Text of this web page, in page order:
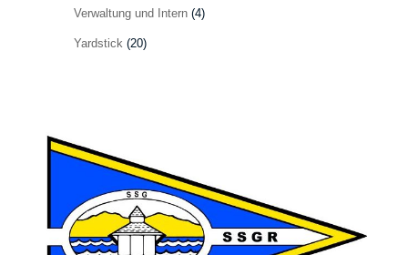
Verwaltung und Intern(4)
Yardstick(20)